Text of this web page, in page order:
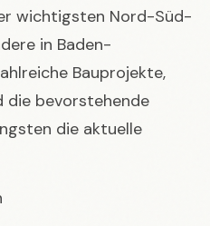
wichtigsten Nord-Süd-
in Baden-
Bauprojekte,
die bevorstehende
die aktuelle